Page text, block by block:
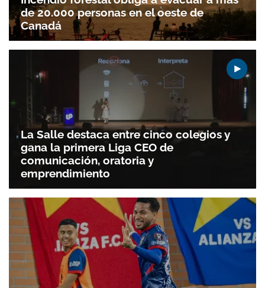
Gracias por suscribirte a nuestro boletín.
ACEPTAR
de 20.000 personas en el oeste de
Canadá
La Salle destaca entre cinco colegios y
gana la primera Liga CEO de
comunicación, oratoria y
emprendimiento